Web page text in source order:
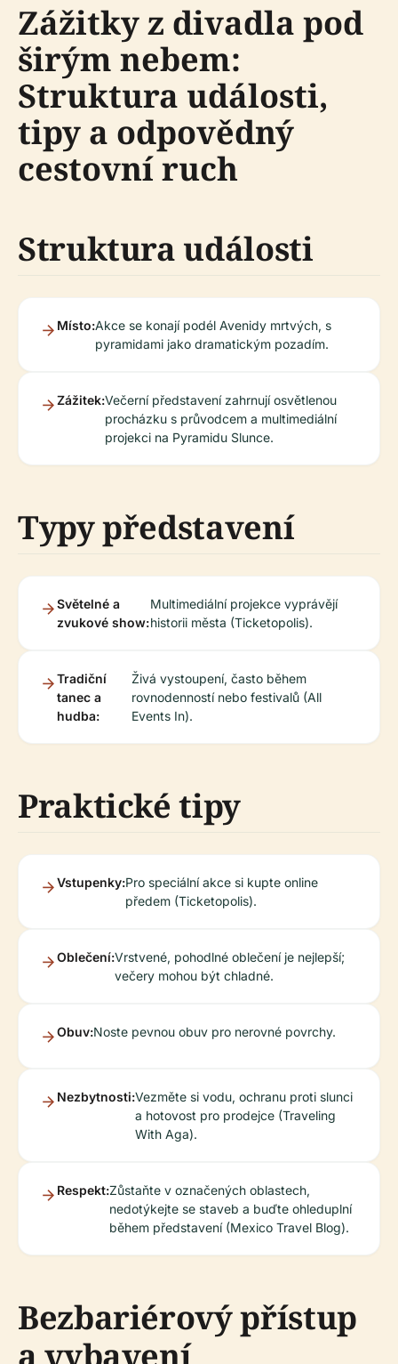
Zážitky z divadla pod
širým nebem:
Struktura události,
tipy a odpovědný
cestovní ruch
Struktura události
Místo:Akce se konají podél Avenidy mrtvých, s
pyramidami jako dramatickým pozadím.
Zážitek:Večerní představení zahrnují osvětlenou
procházku s průvodcem a multimediální
projekci na Pyramidu Slunce.
Typy představení
Světelné a
zvukové show:
Multimediální projekce vyprávějí
historii města (Ticketopolis).
Tradiční
tanec a
hudba:
Živá vystoupení, často během
rovnodenností nebo festivalů (All
Events In).
Praktické tipy
Vstupenky:Pro speciální akce si kupte online
předem (Ticketopolis).
Oblečení:Vrstvené, pohodlné oblečení je nejlepší;
večery mohou být chladné.
Obuv:Noste pevnou obuv pro nerovné povrchy.
Nezbytnosti:Vezměte si vodu, ochranu proti slunci
a hotovost pro prodejce (Traveling
With Aga).
Respekt:Zůstaňte v označených oblastech,
nedotýkejte se staveb a buďte ohleduplní
během představení (Mexico Travel Blog).
Bezbariérový přístup